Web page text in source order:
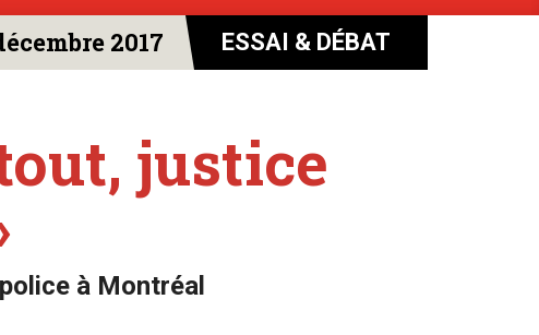
ESSAI & DÉBAT
2017
justice
à Montréal